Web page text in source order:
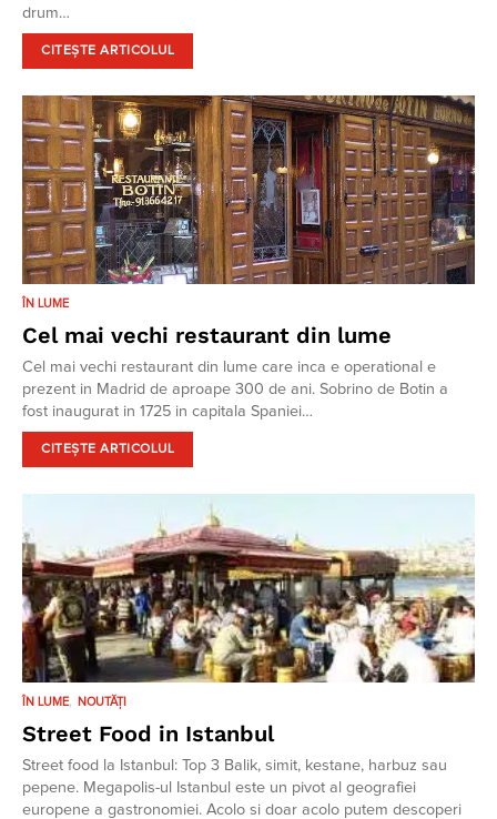
drum…
CITEȘTE ARTICOLUL
ÎN LUME
Cel mai vechi restaurant din lume
Cel mai vechi restaurant din lume care inca e operational e
prezent in Madrid de aproape 300 de ani. Sobrino de Botin a
fost inaugurat in 1725 in capitala Spaniei…
CITEȘTE ARTICOLUL
ÎN LUME NOUTĂȚI
Street Food in Istanbul
Street food la Istanbul: Top 3 Balik, simit, kestane, harbuz sau
pepene. Megapolis-ul Istanbul este un pivot al geografiei
europene a gastronomiei. Acolo si doar acolo putem descoperi